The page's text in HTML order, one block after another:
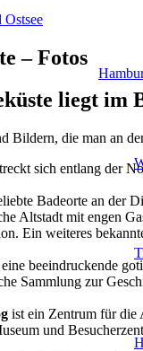
– Fotos
liegt im
Bildern, die man an
sich entlang der
Badeorte an der
Altstadt mit engen
Ein weiteres
beeindruckende
Sammlung zur
ist ein Zentrum für die
und